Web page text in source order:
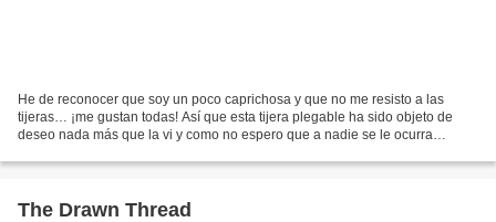
He de reconocer que soy un poco caprichosa y que no me resisto a las
tijeras… ¡me gustan todas! Así que esta tijera plegable ha sido objeto de
deseo nada más que la vi y como no espero que a nadie se le ocurra
The Drawn Thread